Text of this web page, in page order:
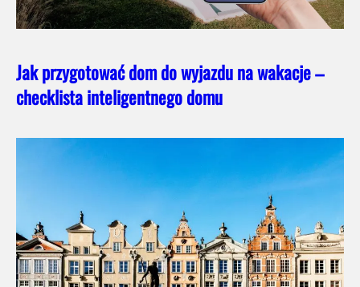
Jak przygotować dom do wyjazdu na wakacje –
checklista inteligentnego domu